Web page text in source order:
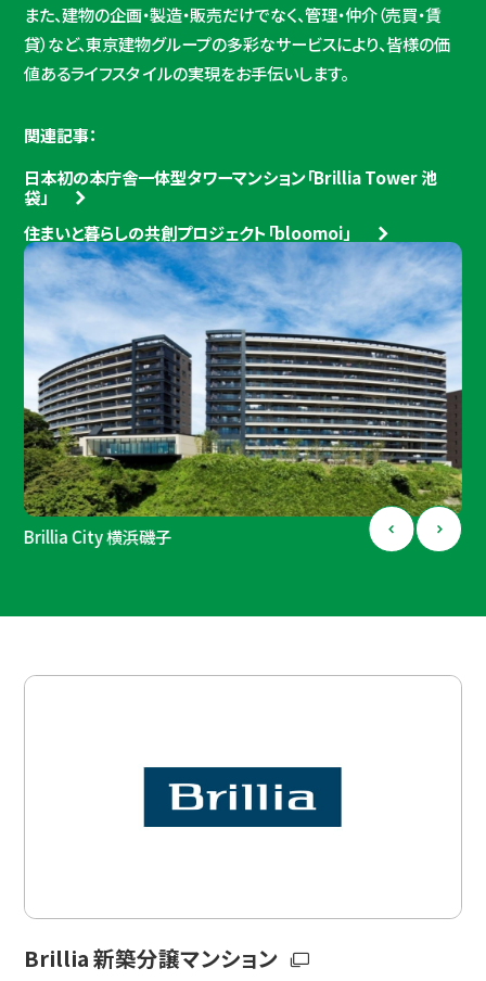
また、建物の企画・製造・販売だけでなく、管理・仲介（売買・賃
貸）など、東京建物グループの多彩なサービスにより、皆様の価
値あるライフスタ イルの実現をお手伝いします。
関連記事：
日本初の本庁舎一体型タワーマンション「Brillia Tower 池
袋」
住まいと暮らしの共創プロジェクト「bloomoi」
Brillia City 横浜磯子
Brillia Tower 上野池之端
Brillia 新築分譲マンション